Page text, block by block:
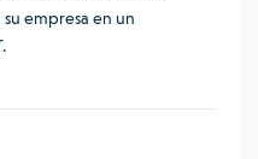
empresa en un